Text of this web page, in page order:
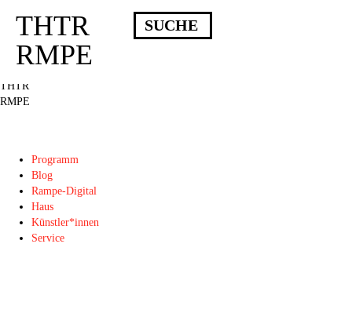
Deprecated : Die Funktion post_permalink ist seit Version 4.4.0 veraltet!
Verwende stattdessen get_permalink(). in
/homepages/10/d43051023/htdocs/wordpress/wp-includes/functions.php
THTR
RMPE
Programm
Blog
Rampe-Digital
Haus
Künstler*innen
Service
THTR
RMPE